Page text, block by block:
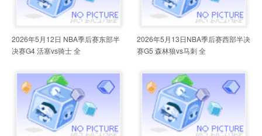
2026年5月12日 NBA季后赛东部半
决赛G4 活塞vs骑士 全
2026年5月13日NBA季后赛西部半决
赛G5 森林狼vs马刺 全